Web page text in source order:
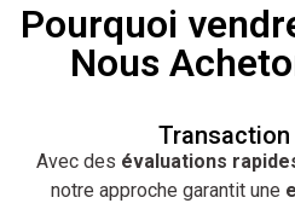
Pourquoi
Nous
Avec des évaluations
notre approche garantit une